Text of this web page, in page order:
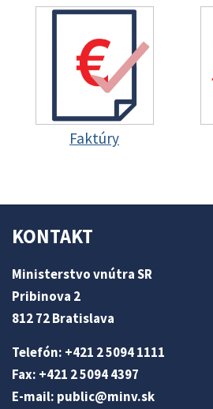
Faktúry
KONTAKT
Ministerstvo vnútra SR
Pribinova 2
812 72 Bratislava
Telefón: +421 2 5094 1111
Fax: +421 2 5094 4397
E-mail: public@minv.sk